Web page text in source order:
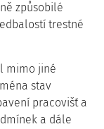
způsobilé
trestné
mimo jiné
stav
pracovišť a
a dále